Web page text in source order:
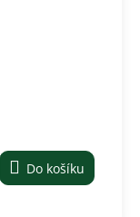
Do košíku